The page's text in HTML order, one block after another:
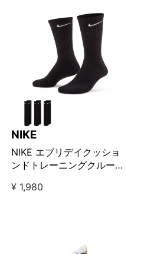
NIKE
NIKE エブリデイクッショ
ンドトレーニングクルーソ
¥ 1,980